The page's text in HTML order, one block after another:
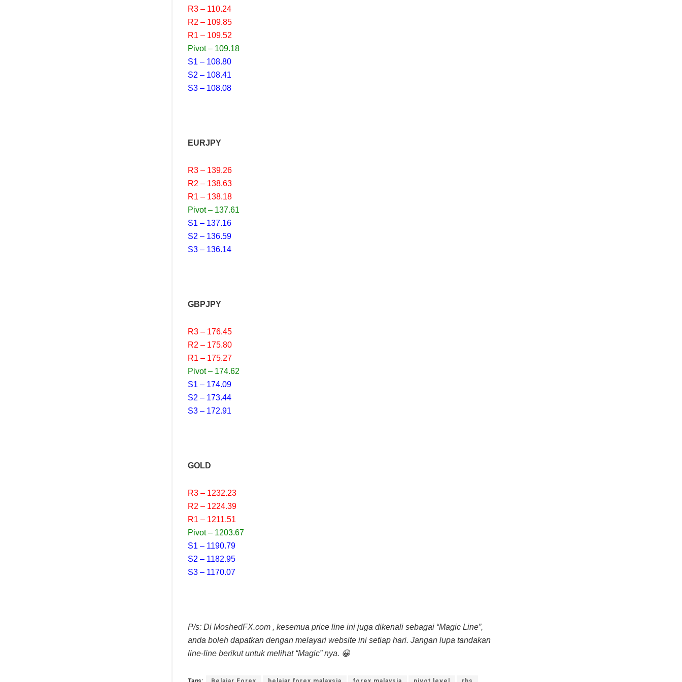
R3 – 110.24
R2 – 109.85
R1 – 109.52
Pivot – 109.18
S1 – 108.80
S2 – 108.41
S3 – 108.08
EURJPY
R3 – 139.26
R2 – 138.63
R1 – 138.18
Pivot – 137.61
S1 – 137.16
S2 – 136.59
S3 – 136.14
GBPJPY
R3 – 176.45
R2 – 175.80
R1 – 175.27
Pivot – 174.62
S1 – 174.09
S2 – 173.44
S3 – 172.91
GOLD
R3 – 1232.23
R2 – 1224.39
R1 – 1211.51
Pivot – 1203.67
S1 – 1190.79
S2 – 1182.95
S3 – 1170.07
P/s: Di MoshedFX.com , kesemua price line ini juga dikenali sebagai “Magic Line”,
anda boleh dapatkan dengan melayari website ini setiap hari. Jangan lupa tandakan
line-line berikut untuk melihat “Magic” nya. 😀